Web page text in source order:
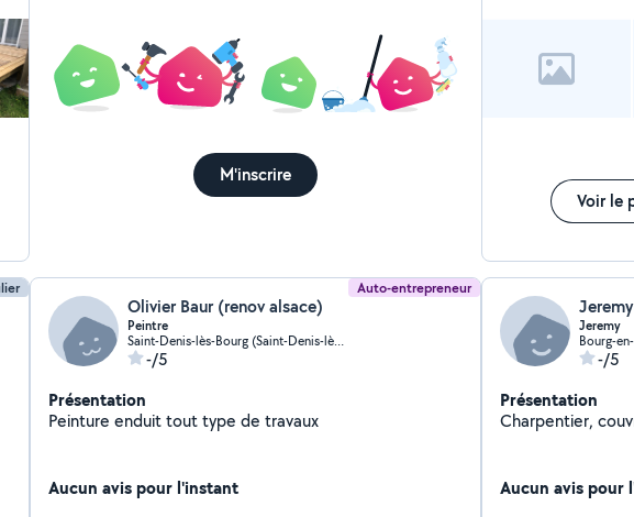
M'inscrire
Voir le
Auto-entrepreneur
Olivier Baur (renov alsace)
Peintre
Saint-Denis-lès-Bourg (Saint-Denis-lès-Bourg)
-/5
Présentation
Peinture enduit tout type de travaux
Aucun avis pour l'instant
Jeremy
Bourg-
-/5
Présentation
Charpentier,
Aucun avis pour